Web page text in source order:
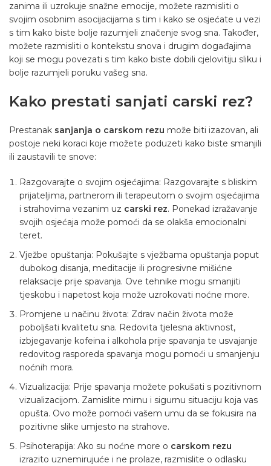
zanima ili uzrokuje snažne emocije, možete razmisliti o
svojim osobnim asocijacijama s tim i kako se osjećate u vezi
s tim kako biste bolje razumjeli značenje svog sna. Također,
možete razmisliti o kontekstu snova i drugim događajima
koji se mogu povezati s tim kako biste dobili cjelovitiju sliku i
bolje razumjeli poruku vašeg sna.
Kako prestati sanjati carski rez?
Prestanak sanjanja o carskom rezu može biti izazovan, ali
postoje neki koraci koje možete poduzeti kako biste smanjili
ili zaustavili te snove:
Razgovarajte o svojim osjećajima: Razgovarajte s bliskim
prijateljima, partnerom ili terapeutom o svojim osjećajima
i strahovima vezanim uz carski rez. Ponekad izražavanje
svojih osjećaja može pomoći da se olakša emocionalni
teret.
Vježbe opuštanja: Pokušajte s vježbama opuštanja poput
dubokog disanja, meditacije ili progresivne mišićne
relaksacije prije spavanja. Ove tehnike mogu smanjiti
tjeskobu i napetost koja može uzrokovati noćne more.
Promjene u načinu života: Zdrav način života može
poboljšati kvalitetu sna. Redovita tjelesna aktivnost,
izbjegavanje kofeina i alkohola prije spavanja te usvajanje
redovitog rasporeda spavanja mogu pomoći u smanjenju
noćnih mora.
Vizualizacija: Prije spavanja možete pokušati s pozitivnom
vizualizacijom. Zamislite mirnu i sigurnu situaciju koja vas
opušta. Ovo može pomoći vašem umu da se fokusira na
pozitivne slike umjesto na strahove.
Psihoterapija: Ako su noćne more o carskom rezu
izrazito uznemirujuće i ne prolaze, razmislite o odlasku